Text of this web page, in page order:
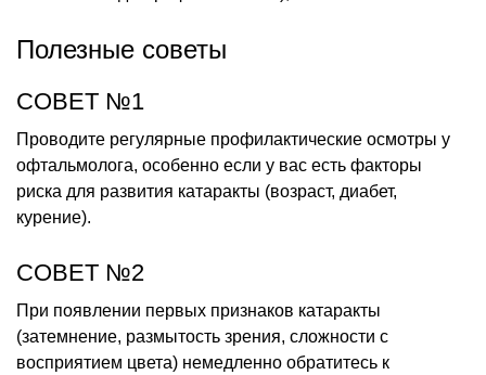
Полезные советы
СОВЕТ №1
Проводите регулярные профилактические осмотры у
офтальмолога, особенно если у вас есть факторы
риска для развития катаракты (возраст, диабет,
курение).
СОВЕТ №2
При появлении первых признаков катаракты
(затемнение, размытость зрения, сложности с
восприятием цвета) немедленно обратитесь к